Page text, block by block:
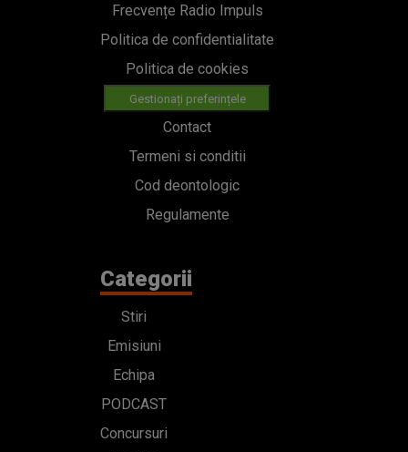
Frecvențe Radio Impuls
Politica de confidentialitate
Politica de cookies
Gestionați preferințele
Contact
Termeni si conditii
Cod deontologic
Regulamente
Categorii
Stiri
Emisiuni
Echipa
PODCAST
Concursuri